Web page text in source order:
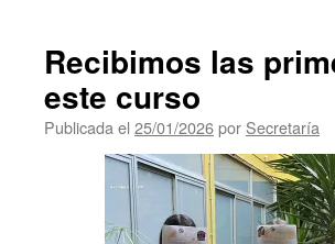
Recibimos las
este curso
Publicada el 25/01/2026por Secretaría